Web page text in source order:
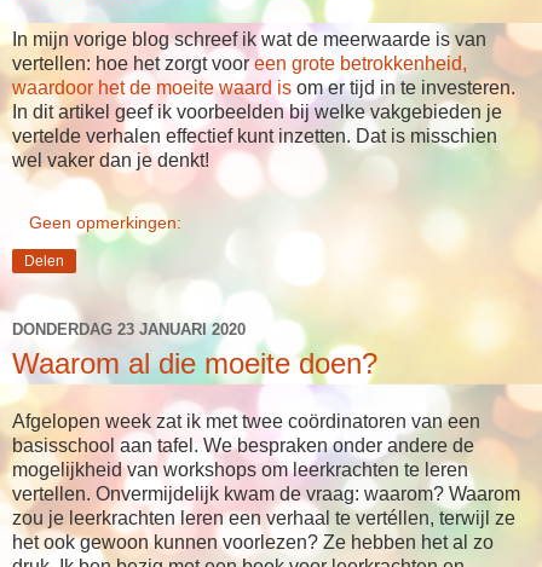
In mijn vorige blog schreef ik wat de meerwaarde is van
vertellen: hoe het zorgt vooreen grote betrokkenheid,
waardoor het de moeite waard is om er tijd in te investeren.
In dit artikel geef ik voorbeelden bij welke vakgebieden je
vertelde verhalen effectief kunt inzetten. Dat is misschien
wel vaker dan je denkt!
Geen opmerkingen:
Delen
DONDERDAG 23 JANUARI 2020
Waarom al die moeite doen?
Afgelopen week zat ik met twee coördinatoren van een
basisschool aan tafel. We bespraken onder andere de
mogelijkheid van workshops om leerkrachten te leren
vertellen. Onvermijdelijk kwam de vraag: waarom? Waarom
zou je leerkrachten leren een verhaal te vertéllen, terwijl ze
het ook gewoon kunnen voorlezen? Ze hebben het al zo